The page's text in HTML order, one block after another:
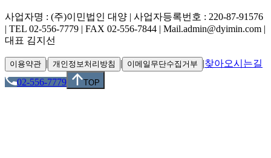
사업자명 : (주)이민법인 대양 | 사업자등록번호 : 220-87-91576
| TEL 02-556-7779 | FAX 02-556-7844 | Mail.admin@dyimin.com |
대표 김지선
이용약관 | 개인정보처리방침 | 이메일무단수집거부 |찾아오시는길
02-556-7779
TOP